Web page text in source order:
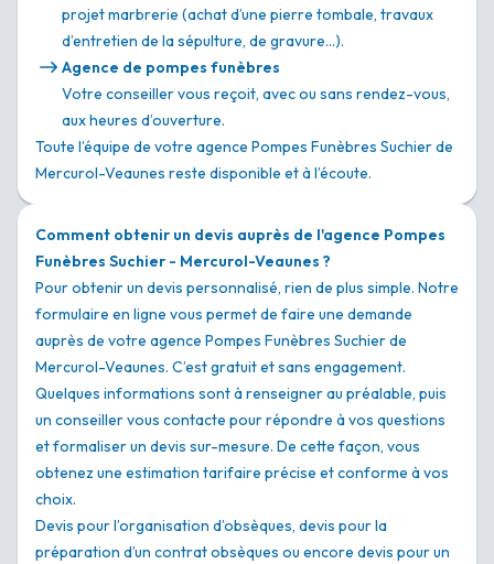
projet marbrerie (achat d’une pierre tombale, travaux
d’entretien de la sépulture, de gravure…).
Agence de pompes funèbres
Votre conseiller vous reçoit, avec ou sans rendez-vous,
aux heures d’ouverture.
Toute l’équipe de votre agence Pompes Funèbres Suchier de
Mercurol-Veaunes reste disponible et à l’écoute.
Comment obtenir un devis auprès de l'agence Pompes
Funèbres Suchier - Mercurol-Veaunes ?
Pour obtenir un devis personnalisé, rien de plus simple. Notre
formulaire en ligne vous permet de faire une demande
auprès de votre agence Pompes Funèbres Suchier de
Mercurol-Veaunes. C’est gratuit et sans engagement.
Quelques informations sont à renseigner au préalable, puis
un conseiller vous contacte pour répondre à vos questions
et formaliser un devis sur-mesure. De cette façon, vous
obtenez une estimation tarifaire précise et conforme à vos
choix.
Devis pour l’organisation d’obsèques, devis pour la
préparation d’un contrat obsèques ou encore devis pour un